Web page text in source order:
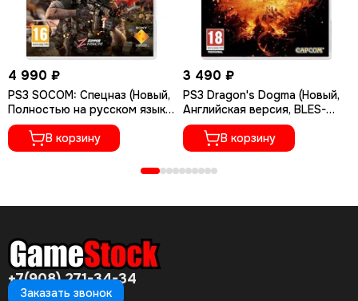
4 990 ₽
PS3 SOCOM: Спецназ (Новый,
Полностью на русском языке,
BCES-00938)
В корзину
3 490 ₽
PS3 Dragon's Dogma (Новый,
Английская версия, BLES-
01356)
В корзину
+7(908) 271-34-34
Заказать звонок